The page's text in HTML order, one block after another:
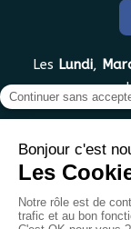
Les Lundi,